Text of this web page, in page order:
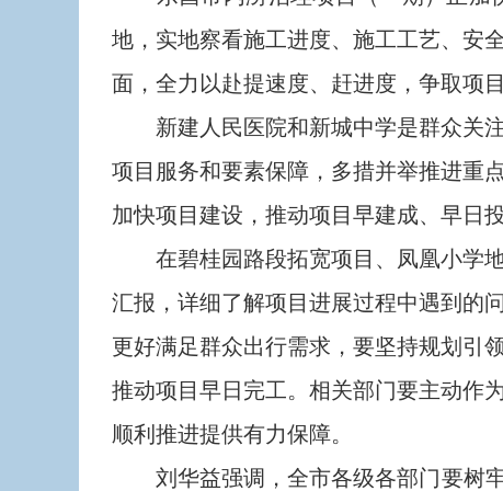
地，实地察看施工进度、施工工艺、安
面，全力以赴提速度、赶进度，争取项
新建人民医院和新城中学是群众关注
项目服务和要素保障，多措并举推进重
加快项目建设，推动项目早建成、早日
在碧桂园路段拓宽项目、凤凰小学地
汇报，详细了解项目进展过程中遇到的
更好满足群众出行需求，要坚持规划引
推动项目早日完工。相关部门要主动作
顺利推进提供有力保障。
刘华益强调，全市各级各部门要树牢